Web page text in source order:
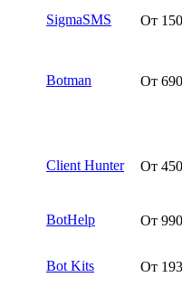
SigmaSMS
От
Botman От
Сlient Hunter От
BotHelp
От
Bot Kits От